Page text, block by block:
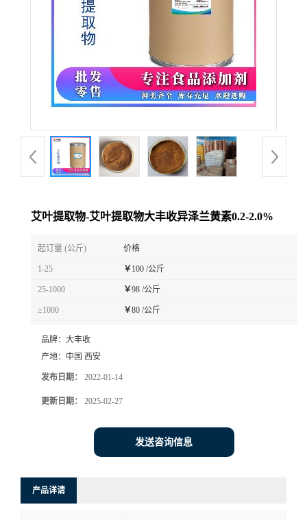
艾叶提取物-艾叶提取物大丰收异泽兰黄素0.2-2.0%
起订量 (公斤) 价格
1-25 ￥100 /公斤
25-1000 ￥98 /公斤
≥1000 ￥80 /公斤
品牌： 大丰收
产地： 中国 西安
发布日期： 2022-01-14
更新日期： 2025-02-27
发送咨询信息
产品详请